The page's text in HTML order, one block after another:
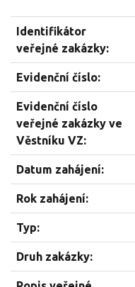
Identifikátor
veřejné zakázky:
Evidenční číslo:
Evidenční číslo
veřejné zakázky ve
Věstníku VZ:
Datum zahájení:
Rok zahájení:
Typ:
Druh zakázky: